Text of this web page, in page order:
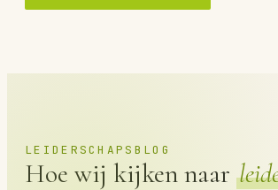
LEIDERSCHAPSBLOG
Hoe wij kijken naar